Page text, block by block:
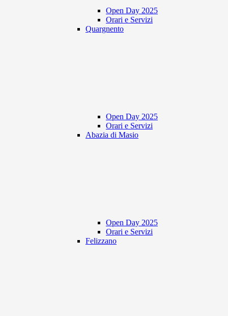
Open Day 2025
Orari e Servizi
Quargnento
Open Day 2025
Orari e Servizi
Abazia di Masio
Open Day 2025
Orari e Servizi
Felizzano